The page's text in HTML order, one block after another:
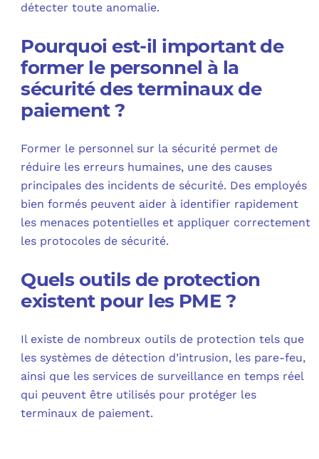
détecter toute anomalie.
Pourquoi est-il important de
former le personnel à la
sécurité des terminaux de
paiement ?
Former le personnel sur la sécurité permet de
réduire les erreurs humaines, une des causes
principales des incidents de sécurité. Des employés
bien formés peuvent aider à identifier rapidement
les menaces potentielles et appliquer correctement
les protocoles de sécurité.
Quels outils de protection
existent pour les PME ?
Il existe de nombreux outils de protection tels que
les systèmes de détection d’intrusion, les pare-feu,
ainsi que les services de surveillance en temps réel
qui peuvent être utilisés pour protéger les
terminaux de paiement.